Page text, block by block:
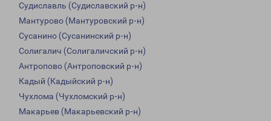
Судиславль (Судиславский р-н)
Мантурово (Мантуровский р-н)
Сусанино (Сусанинский р-н)
Солигалич (Солигаличский р-н)
Антропово (Антроповский р-н)
Кадый (Кадыйский р-н)
Чухлома (Чухломский р-н)
Макарьев (Макарьевский р-н)